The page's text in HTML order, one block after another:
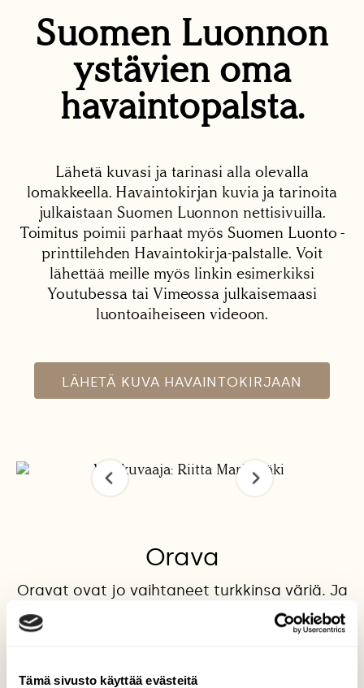
Tämä sivusto käyttää evästeitä
Suomen Luonnon
ystävien oma
havaintopalsta.
Lähetä kuvasi ja tarinasi alla olevalla
lomakkeella. Havaintokirjan kuvia ja tarinoita
julkaistaan Suomen Luonnon nettisivuilla.
Toimitus poimii parhaat myös Suomen Luonto -
printtilehden Havaintokirja-palstalle. Voit
lähettää meille myös linkin esimerkiksi
Youtubessa tai Vimeossa julkaisemaasi
luontoaiheiseen videoon.
LÄHETÄ KUVA HAVAINTOKIRJAAN
Orava
Oravat ovat jo vaihtaneet turkkinsa väriä. Ja
tämä poseerasi kameralle